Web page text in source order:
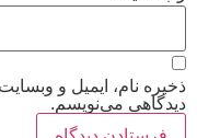
ذخیره نام، ایمیل و
دیدگاهی می‌نویسم.